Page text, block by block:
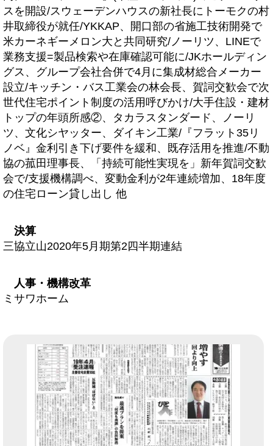
スを開設/スウェーデンハウスの新社長にトーモクの村
井取締役が就任/YKKAP、開口部の省施工技術開発で
米カーネギーメロン大と共同研究/ノーリツ、LINEで
業務支援=製品検索や在庫確認可能に/JKホールディン
グス、グループ会社合併で4月に集成材総合メーカー
設立/キッチン・バス工業会の林会長、賀詞交歓会で次
世代住宅ポイント制度の活用呼びかけ/大手住設・建材
トップの年頭所感②、タカラスタンダード、ノーリ
ツ、文化シヤッター、ダイキン工業/『フラット35リ
ノベ』金利引き下げ要件を緩和、既存活用を推進/不動
協の菰田理事長、「持続可能性実現を」新年賀詞交歓
会で/支援機構調べ、変動金利が2年連続増加、18年度
の住宅ローン貸し出し 他
決算
三協立山2020年5月期第2四半期連結
人事・機構改革
ミサワホーム